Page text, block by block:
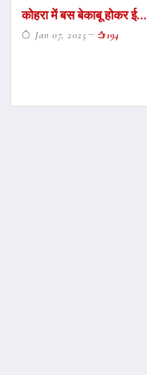
कोहरा में बस बेकाबू होकर ई...
Jan 07, 2025 194